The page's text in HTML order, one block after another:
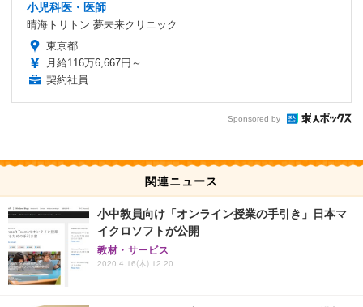
小児科医・医師
晴海トリトン 夢未来クリニック
東京都
月給116万6,667円～
契約社員
Sponsored by
関連ニュース
小中教員向け「オンライン授業の手引き」日本マ
イクロソフトが公開
教材・サービス
2020.4.16(木) 12:20